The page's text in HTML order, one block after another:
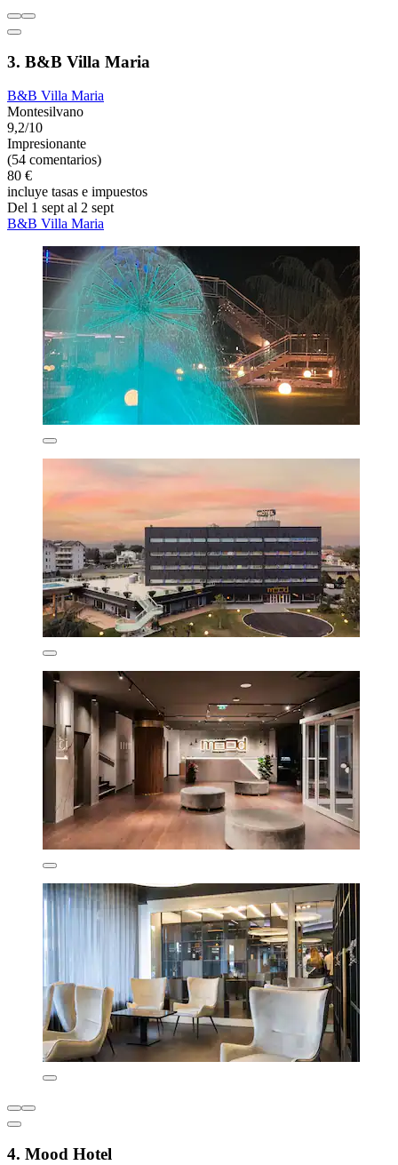
3. B&B Villa Maria
B&B Villa Maria
Montesilvano
9,2/10
Impresionante
(54 comentarios)
80 €
incluye tasas e impuestos
Del 1 sept al 2 sept
B&B Villa Maria
4. Mood Hotel